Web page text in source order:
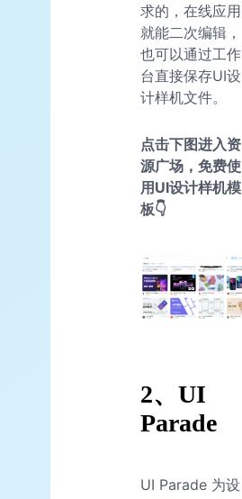
求的，在线应用
就能二次编辑，
也可以通过工作
台直接保存UI设
计样机文件。
点击下图进入资
源广场，免费使
用UI设计样机模
板👇
2、 UI
Parade
UI Parade 为设